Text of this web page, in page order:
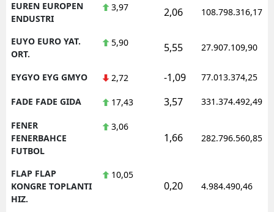
EUREN EUROPEN
ENDUSTRI
3,97 2,06 108.798.316,17
EUYO EURO YAT.
ORT.
5,90 5,55 27.907.109,90
EYGYO EYG GMYO 2,72 -1,09 77.013.374,25
FADE FADE GIDA 17,43 3,57 331.374.492,49
FENER
FENERBAHCE
FUTBOL
3,06
1,66 282.796.560,85
FLAP FLAP
KONGRE TOPLANTI
HIZ.
10,05
0,20 4.984.490,46